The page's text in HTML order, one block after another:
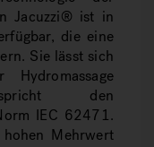
Jacuzzi® ist in
die eine
Sie lässt sich
den
IEC 62471.
Mehrwert